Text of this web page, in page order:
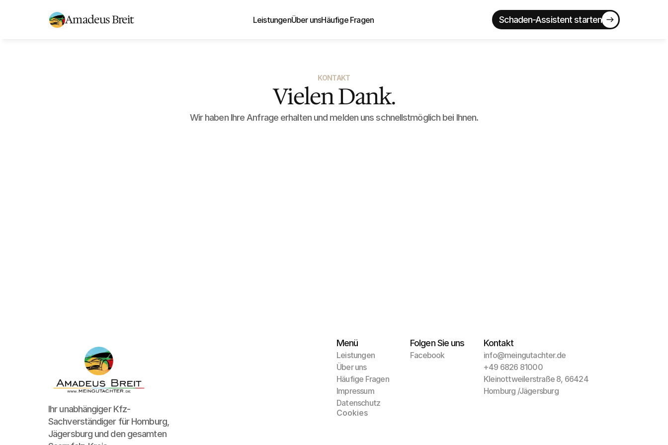
Amadeus Breit LeistungenÜber unsHäufige Fragen Schaden-Assistent starten
KONTAKT
Vielen Dank.
Wir haben Ihre Anfrage erhalten und melden uns schnellstmöglich bei Ihnen.
Ihr unabhängiger Kfz-
Sachverständiger für Homburg,
Jägersburg und den gesamten
Menü
Leistungen
Über uns
Häufige Fragen
Impressum
Datenschutz
Cookies
Folgen Sie uns
Facebook
Kontakt
info@meingutachter.de
+49 6826 81000
Kleinottweilerstraße 8, 66424
Homburg /Jägersburg